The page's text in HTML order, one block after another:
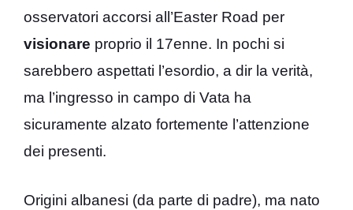
osservatori accorsi all’Easter Road per
visionare proprio il 17enne. In pochi si
sarebbero aspettati l’esordio, a dir la verità,
ma l’ingresso in campo di Vata ha
sicuramente alzato fortemente l’attenzione
dei presenti.
Origini albanesi (da parte di padre), ma nato